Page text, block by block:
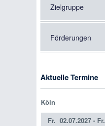
Zielgruppe
Förderungen
Aktuelle Termine
Köln
Fr. 02.07.2027 - Fr.